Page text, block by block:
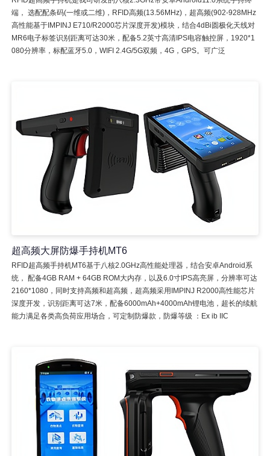
端， 选配配条码(一维或二维)，RFID高频(13.56MHz)，超高频(902-928MHz
高性能基于IMPINJ E710/R2000芯片深度开发)模块，结合4dBi圆极化天线对
MR6电子标签识别距离可达30米，配备5.2英寸高清IPS电容触控屏，1920*1
080分辨率，标配蓝牙5.0，WIFI 2.4G/5G双频，4G，GPS。可广泛
超高频大屏防爆手持机MT6
RFID超高频手持机MT6基于八核2.0GHz高性能处理器，结合安卓Android系
统， 配备4GB RAM + 64GB ROM大内存，以及6.0寸IPS高亮屏，分辨率可达
2160*1080，同时支持高频和超高频，超高频采用IMPINJ R2000高性能芯片
深度开发，识别距离可达7米，配备6000mAh+4000mAh锂电池，超长的续航
能力满足各类高负荷应用场合，可定制防爆款，防爆等级 ：Ex ib IIC